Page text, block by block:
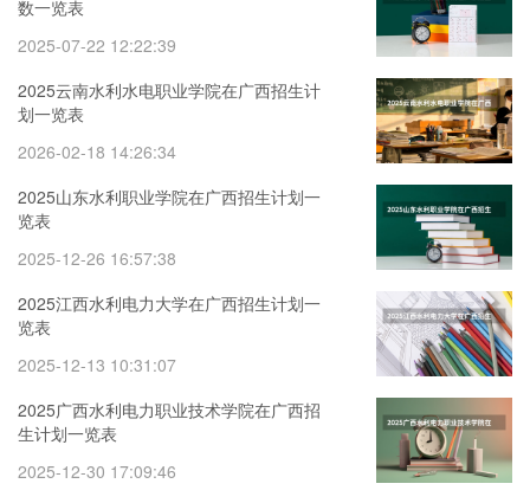
数一览表
2025-07-22 12:22:39
2025云南水利水电职业学院在广西招生计
划一览表
2026-02-18 14:26:34
2025山东水利职业学院在广西招生计划一
览表
2025-12-26 16:57:38
2025江西水利电力大学在广西招生计划一
览表
2025-12-13 10:31:07
2025广西水利电力职业技术学院在广西招
生计划一览表
2025-12-30 17:09:46